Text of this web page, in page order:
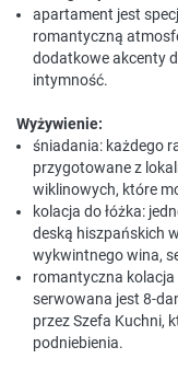
apartament jest
romantyczną
dodatkowe akcenty
intymność.
Wyżywienie:
śniadania: każdego
przygotowane z
wiklinowych, które
kolacja do łóżka:
deską hiszpańskich
wykwintnego wina,
romantyczna
serwowana jest 8-
przez Szefa Kuchni,
podniebienia.